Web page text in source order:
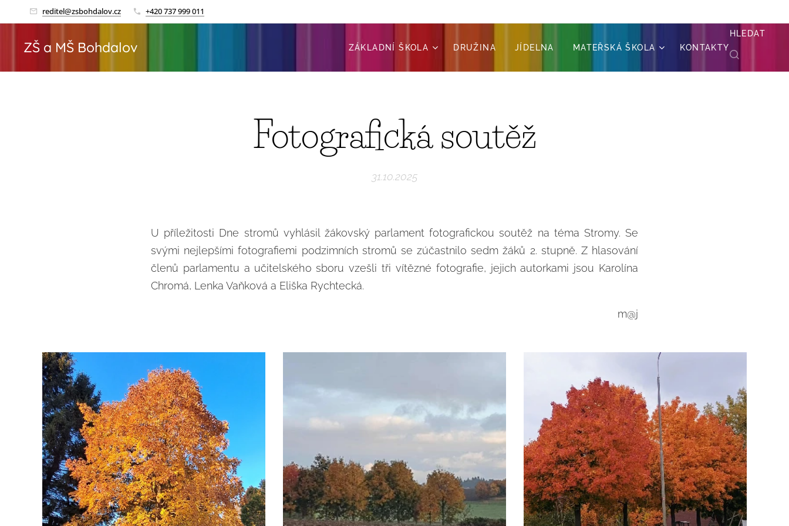
reditel@zsbohdalov.cz +420 737 999 011
ZŠ a MŠ Bohdalov ZÁKLADNÍ ŠKOLA DRUŽINA JÍDELNA MATEŘSKÁ ŠKOLA KONTAKTY
HLEDAT
Fotografická soutěž
31.10.2025
U příležitosti Dne stromů vyhlásil žákovský parlament fotografickou soutěž na téma Stromy. Se
svými nejlepšími fotografiemi podzimních stromů se zúčastnilo sedm žáků 2. stupně. Z hlasování
členů parlamentu a učitelského sboru vzešli tři vítězné fotografie, jejich autorkami jsou Karolína
Chromá, Lenka Vaňková a Eliška Rychtecká.
m@j